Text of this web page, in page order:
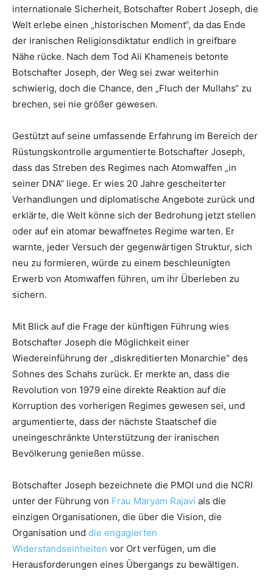
internationale Sicherheit, Botschafter Robert Joseph, die
Welt erlebe einen „historischen Moment“, da das Ende
der iranischen Religionsdiktatur endlich in greifbare
Nähe rücke. Nach dem Tod Ali Khameneis betonte
Botschafter Joseph, der Weg sei zwar weiterhin
schwierig, doch die Chance, den „Fluch der Mullahs“ zu
brechen, sei nie größer gewesen.
Gestützt auf seine umfassende Erfahrung im Bereich der
Rüstungskontrolle argumentierte Botschafter Joseph,
dass das Streben des Regimes nach Atomwaffen „in
seiner DNA“ liege. Er wies 20 Jahre gescheiterter
Verhandlungen und diplomatische Angebote zurück und
erklärte, die Welt könne sich der Bedrohung jetzt stellen
oder auf ein atomar bewaffnetes Regime warten. Er
warnte, jeder Versuch der gegenwärtigen Struktur, sich
neu zu formieren, würde zu einem beschleunigten
Erwerb von Atomwaffen führen, um ihr Überleben zu
sichern.
Mit Blick auf die Frage der künftigen Führung wies
Botschafter Joseph die Möglichkeit einer
Wiedereinführung der „diskreditierten Monarchie“ des
Sohnes des Schahs zurück. Er merkte an, dass die
Revolution von 1979 eine direkte Reaktion auf die
Korruption des vorherigen Regimes gewesen sei, und
argumentierte, dass der nächste Staatschef die
uneingeschränkte Unterstützung der iranischen
Bevölkerung genießen müsse.
Botschafter Joseph bezeichnete die PMOI und die NCRI
unter der Führung von Frau Maryam Rajavi als die
einzigen Organisationen, die über die Vision, die
Organisation und die engagierten
Widerstandseinheiten vor Ort verfügen, um die
Herausforderungen eines Übergangs zu bewältigen.